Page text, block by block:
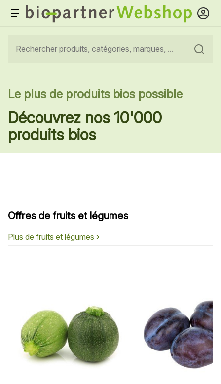
Découvrez nos 10'000
produits bios
Le plus de produits bios possible
Offres de fruits et légumes
Plus de fruits et légumes